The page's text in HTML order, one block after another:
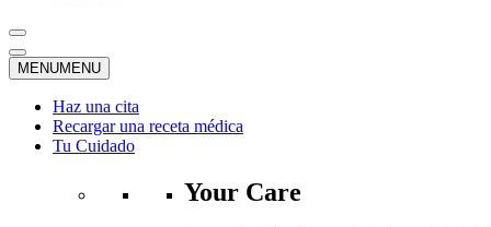
MENUMENU
Haz una cita
Recargar una receta médica
Tu Cuidado
Your Care